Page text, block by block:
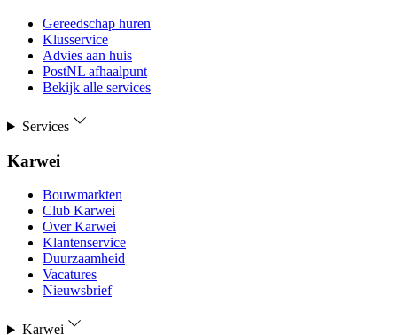
Gereedschap huren
Klusservice
Advies aan huis
PostNL afhaalpunt
Bekijk alle services
Services
Karwei
Bouwmarkten
Club Karwei
Over Karwei
Klantenservice
Duurzaamheid
Vacatures
Nieuwsbrief
Karwei